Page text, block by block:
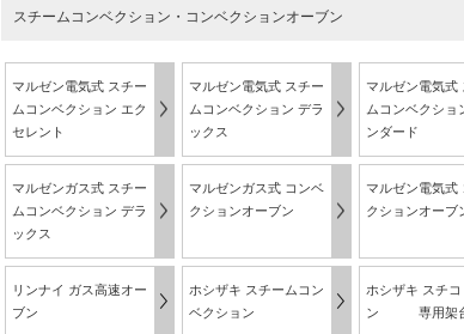
スチームコンベクション・コンベクションオーブン
マルゼン電気式 スチー
ムコンベクション エク
セレント
マルゼン電気式 スチー
ムコンベクション デラ
ックス
マルゼン電気式
ムコンベクショ
ンダード
マルゼンガス式 スチー
ムコンベクション デラ
ックス
マルゼンガス式 コンベ
クションオーブン
マルゼン電気式
クションオーブ
リンナイ ガス高速オー
ブン
ホシザキ スチームコン
ベクション
ホシザキ スチコ
ン 専用架